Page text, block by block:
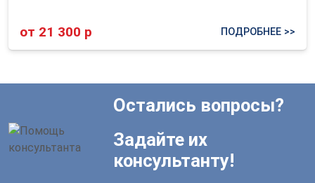
от 21 300 р ПОДРОБНЕЕ >>
Остались вопросы?
Задайте их
консультанту!